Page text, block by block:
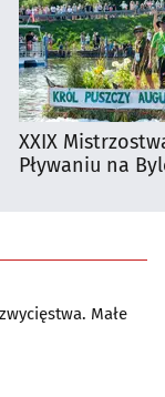
XXIX
Pływaniu na
Małe